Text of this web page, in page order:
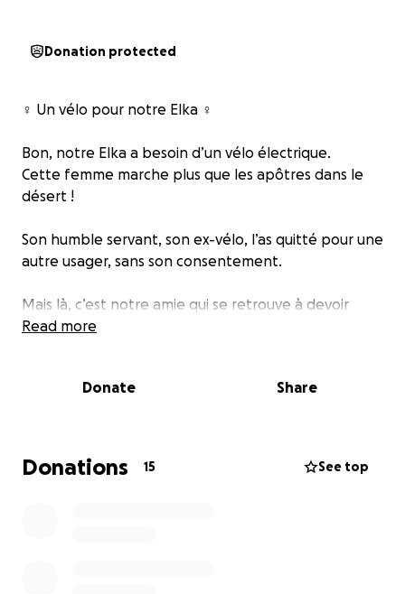
Donation protected
‍♀️ Un vélo pour notre Elka ‍♀️
Bon, notre Elka a besoin d’un vélo électrique.
Cette femme marche plus que les apôtres dans le
désert !
Son humble servant, son ex-vélo, l’as quitté pour une
autre usager, sans son consentement.
Mais là, c’est notre amie qui se retrouve à devoir
sillonner Montréal sans le moindre moyen de
Elle est toujours là pour tout le monde : pour
Elle aime fort, elle dit les vraies affaires, et si elle
Read more
Donate Share
Donations 15 See top